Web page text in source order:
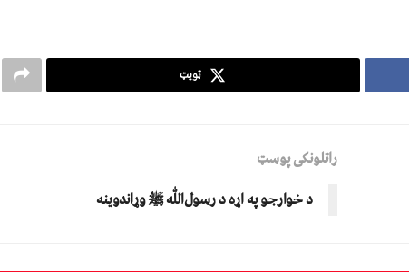
ټویټ
راتلونکی پوسټ
د خوارجو په اړه د رسولﷲ ﷺ وړاندوينه